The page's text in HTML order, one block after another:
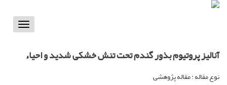
Toggle
آنالیز پروتیوم بذور گندم تحت تنش خشکی شدید و احیاء
نوع مقاله : مقاله پژوهشی